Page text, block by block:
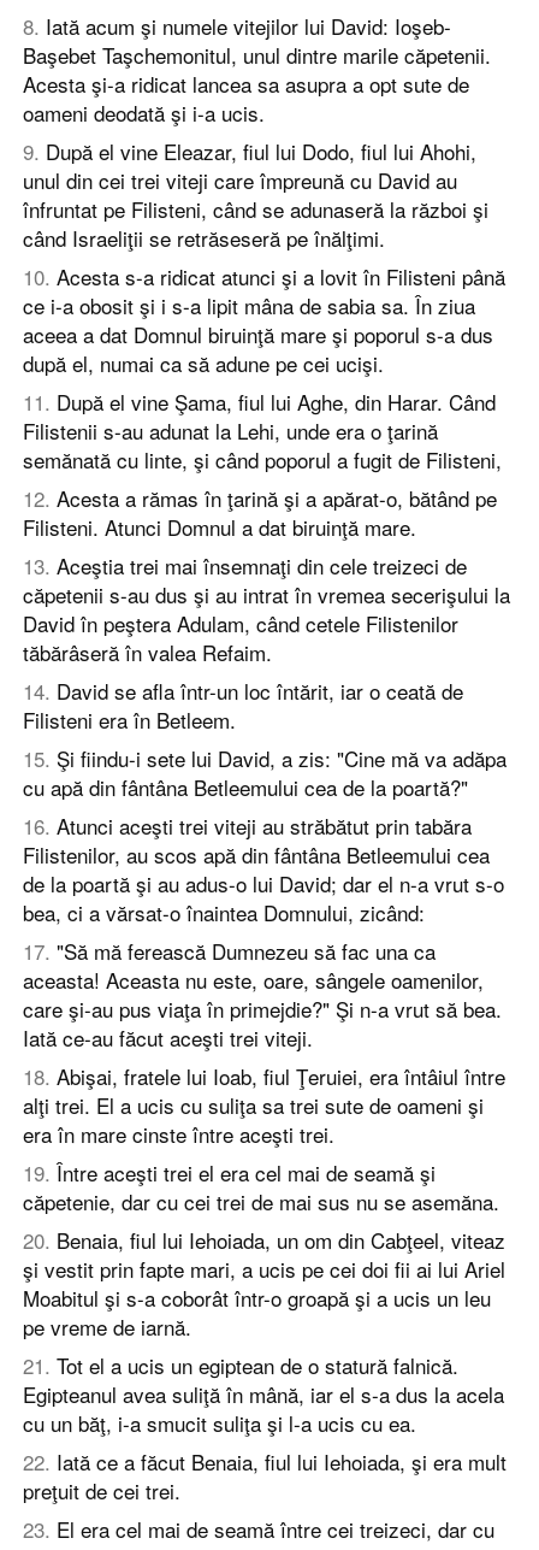
8. Iată acum şi numele vitejilor lui David: Ioşeb-
Başebet Taşchemonitul, unul dintre marile căpetenii.
Acesta şi-a ridicat lancea sa asupra a opt sute de
oameni deodată şi i-a ucis.
9. După el vine Eleazar, fiul lui Dodo, fiul lui Ahohi,
unul din cei trei viteji care împreună cu David au
înfruntat pe Filisteni, când se adunaseră la război şi
când Israeliţii se retrăseseră pe înălţimi.
10. Acesta s-a ridicat atunci şi a lovit în Filisteni până
ce i-a obosit şi i s-a lipit mâna de sabia sa. În ziua
aceea a dat Domnul biruinţă mare şi poporul s-a dus
după el, numai ca să adune pe cei ucişi.
11. După el vine Şama, fiul lui Aghe, din Harar. Când
Filistenii s-au adunat la Lehi, unde era o ţarină
semănată cu linte, şi când poporul a fugit de Filisteni,
12. Acesta a rămas în ţarină şi a apărat-o, bătând pe
Filisteni. Atunci Domnul a dat biruinţă mare.
13. Aceştia trei mai însemnaţi din cele treizeci de
căpetenii s-au dus şi au intrat în vremea secerişului la
David în peştera Adulam, când cetele Filistenilor
tăbărâseră în valea Refaim.
14. David se afla într-un loc întărit, iar o ceată de
Filisteni era în Betleem.
15. Şi fiindu-i sete lui David, a zis: "Cine mă va adăpa
cu apă din fântâna Betleemului cea de la poartă?"
16. Atunci aceşti trei viteji au străbătut prin tabăra
Filistenilor, au scos apă din fântâna Betleemului cea
de la poartă şi au adus-o lui David; dar el n-a vrut s-o
bea, ci a vărsat-o înaintea Domnului, zicând:
17. "Să mă ferească Dumnezeu să fac una ca
aceasta! Aceasta nu este, oare, sângele oamenilor,
care şi-au pus viaţa în primejdie?" Şi n-a vrut să bea.
Iată ce-au făcut aceşti trei viteji.
18. Abişai, fratele lui Ioab, fiul Ţeruiei, era întâiul între
alţi trei. El a ucis cu suliţa sa trei sute de oameni şi
era în mare cinste între aceşti trei.
19. Între aceşti trei el era cel mai de seamă şi
căpetenie, dar cu cei trei de mai sus nu se asemăna.
20. Benaia, fiul lui Iehoiada, un om din Cabţeel, viteaz
şi vestit prin fapte mari, a ucis pe cei doi fii ai lui Ariel
Moabitul şi s-a coborât într-o groapă şi a ucis un leu
pe vreme de iarnă.
21. Tot el a ucis un egiptean de o statură falnică.
Egipteanul avea suliţă în mână, iar el s-a dus la acela
cu un băţ, i-a smucit suliţa şi l-a ucis cu ea.
22. Iată ce a făcut Benaia, fiul lui Iehoiada, şi era mult
preţuit de cei trei.
23. El era cel mai de seamă între cei treizeci, dar cu